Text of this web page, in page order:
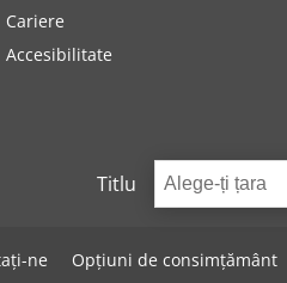
Cariere
Accesibilitate
Titlu Alege-ți țara
ne Opțiuni de consimțământ